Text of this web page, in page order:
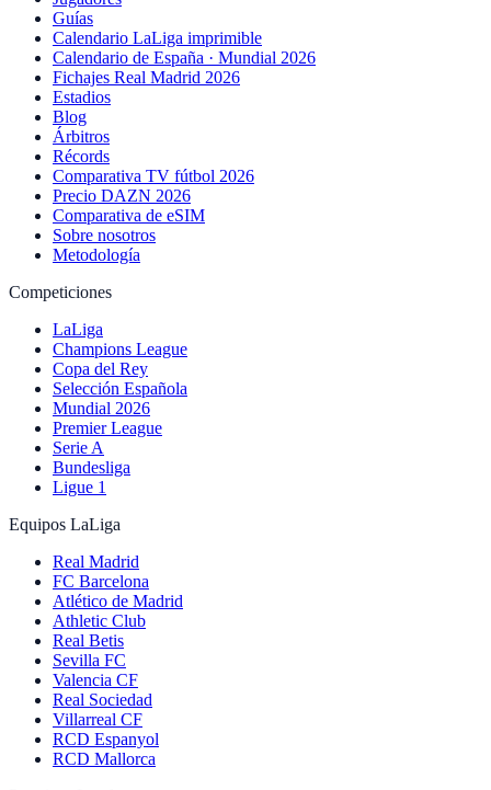
Guías
Calendario LaLiga imprimible
Calendario de España · Mundial 2026
Fichajes Real Madrid 2026
Estadios
Blog
Árbitros
Récords
Comparativa TV fútbol 2026
Precio DAZN 2026
Comparativa de eSIM
Sobre nosotros
Metodología
Competiciones
LaLiga
Champions League
Copa del Rey
Selección Española
Mundial 2026
Premier League
Serie A
Bundesliga
Ligue 1
Equipos LaLiga
Real Madrid
FC Barcelona
Atlético de Madrid
Athletic Club
Real Betis
Sevilla FC
Valencia CF
Real Sociedad
Villarreal CF
RCD Espanyol
RCD Mallorca